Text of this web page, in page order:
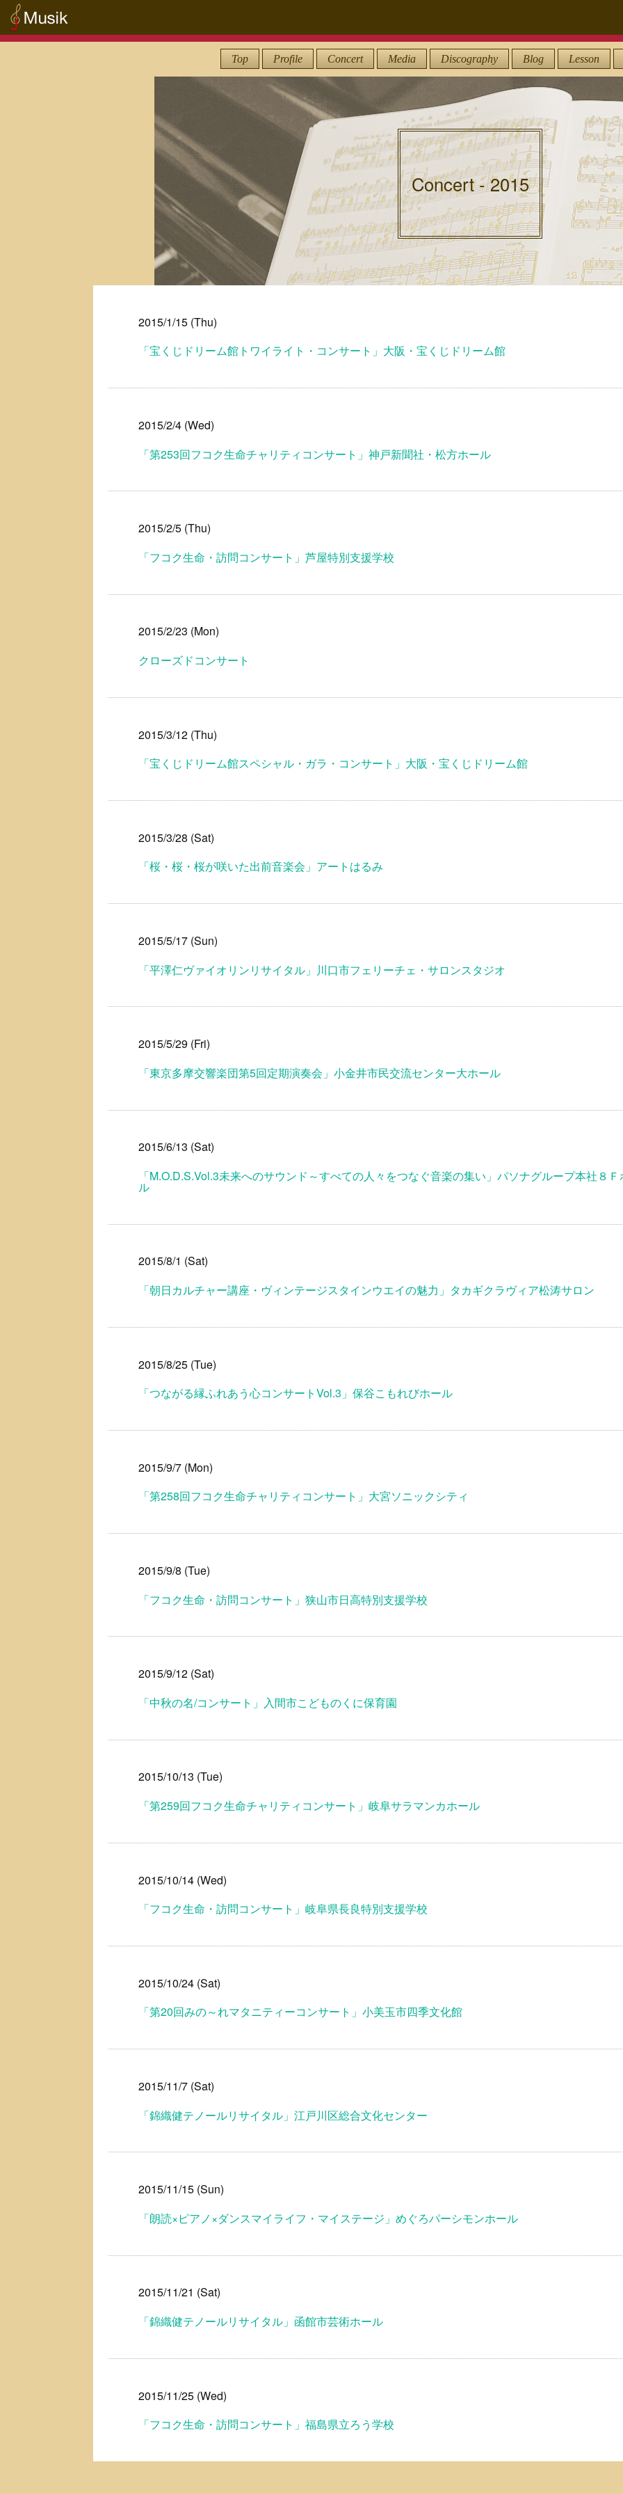
Concert - 2015
Top Profile Concert Media Discography Blog Lesson
2015/1/15 (Thu)
「宝くじドリーム館トワイライト・コンサート」大阪・宝くじドリーム館
2015/2/4 (Wed)
「第253回フコク生命チャリティコンサート」神戸新聞社・松方ホール
2015/2/5 (Thu)
「フコク生命・訪問コンサート」芦屋特別支援学校
2015/2/23 (Mon)
クローズドコンサート
2015/3/12 (Thu)
「宝くじドリーム館スペシャル・ガラ・コンサート」大阪・宝くじドリーム館
2015/3/28 (Sat)
「桜・桜・桜が咲いた出前音楽会」アートはるみ
2015/5/17 (Sun)
「平澤仁ヴァイオリンリサイタル」川口市フェリーチェ・サロンスタジオ
2015/5/29 (Fri)
「東京多摩交響楽団第5回定期演奏会」小金井市民交流センター大ホール
2015/6/13 (Sat)
「M.O.D.S.Vol.3未来へのサウンド～すべての人々をつなぐ音楽の集い」パソナグループ本社８
ル
2015/8/1 (Sat)
「朝日カルチャー講座・ヴィンテージスタインウエイの魅力」タカギクラヴィア松涛サロン
2015/8/25 (Tue)
「つながる縁ふれあう心コンサートVol.3」保谷こもれびホール
2015/9/7 (Mon)
「第258回フコク生命チャリティコンサート」大宮ソニックシティ
2015/9/8 (Tue)
「フコク生命・訪問コンサート」狭山市日高特別支援学校
2015/9/12 (Sat)
「中秋の名/コンサート」入間市こどものくに保育園
2015/10/13 (Tue)
「第259回フコク生命チャリティコンサート」岐阜サラマンカホール
2015/10/14 (Wed)
「フコク生命・訪問コンサート」岐阜県長良特別支援学校
2015/10/24 (Sat)
「第20回みの～れマタニティーコンサート」小美玉市四季文化館
2015/11/7 (Sat)
「錦織健テノールリサイタル」江戸川区総合文化センター
2015/11/15 (Sun)
「朗読×ピアノ×ダンスマイライフ・マイステージ」めぐろパーシモンホール
2015/11/21 (Sat)
「錦織健テノールリサイタル」函館市芸術ホール
2015/11/25 (Wed)
「フコク生命・訪問コンサート」福島県立ろう学校